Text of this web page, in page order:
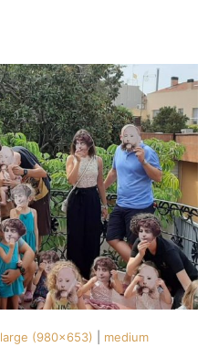
large (980x653)
medium